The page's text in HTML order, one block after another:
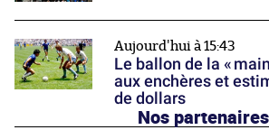
Aujourd'hui à 15:43
Le ballon de la «
aux enchères et
de dollars
Nos partenaires